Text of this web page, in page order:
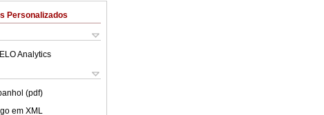
Personalizados
Analytics
(pdf)
em XML